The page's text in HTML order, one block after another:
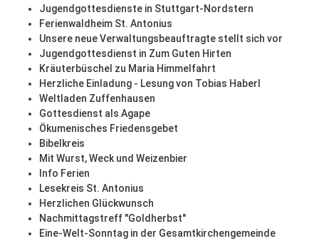
Jugendgottesdienste in Stuttgart-Nordstern
Ferienwaldheim St. Antonius
Unsere neue Verwaltungsbeauftragte stellt sich vor
Jugendgottesdienst in Zum Guten Hirten
Kräuterbüschel zu Maria Himmelfahrt
Herzliche Einladung - Lesung von Tobias Haberl
Weltladen Zuffenhausen
Gottesdienst als Agape
Ökumenisches Friedensgebet
Bibelkreis
Mit Wurst, Weck und Weizenbier
Info Ferien
Lesekreis St. Antonius
Herzlichen Glückwunsch
Nachmittagstreff "Goldherbst"
Eine-Welt-Sonntag in der Gesamtkirchengemeinde